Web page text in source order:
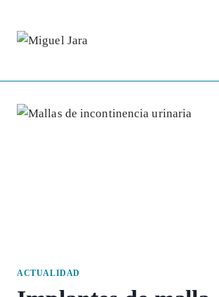
contenido
ACTUALIDAD